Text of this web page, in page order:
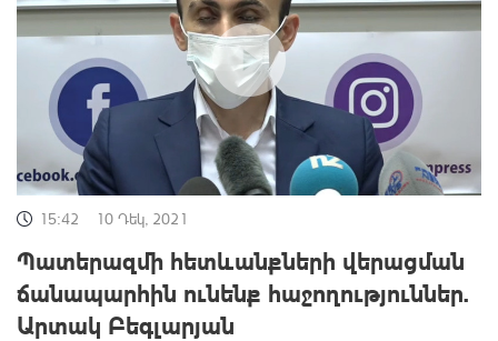
15:42 10 Դեկ, 2021
Պատերազմի հետևանքների վերացման
ճանապարհին ունենք հաջողություններ.
Արտակ Բեգլարյան